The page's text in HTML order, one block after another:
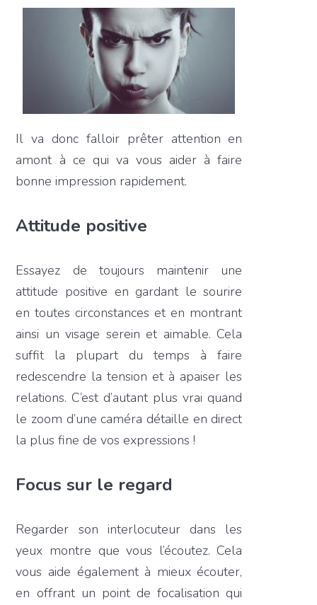
Il va donc falloir prêter attention en
amont à ce qui va vous aider à faire
bonne impression rapidement.
Attitude positive
Essayez de toujours maintenir une
attitude positive en gardant le sourire
en toutes circonstances et en montrant
ainsi un visage serein et aimable. Cela
suffit la plupart du temps à faire
redescendre la tension et à apaiser les
relations. C’est d’autant plus vrai quand
le zoom d’une caméra détaille en direct
la plus fine de vos expressions !
Focus sur le regard
Regarder son interlocuteur dans les
yeux montre que vous l’écoutez. Cela
vous aide également à mieux écouter,
en offrant un point de focalisation qui